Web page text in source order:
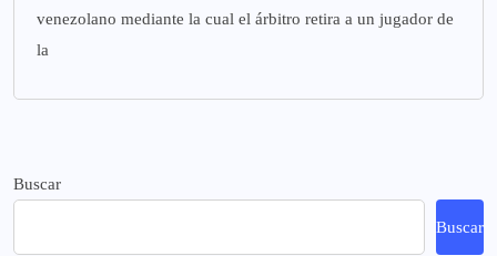
venezolano mediante la cual el árbitro retira a un jugador de
la
Buscar
Buscar